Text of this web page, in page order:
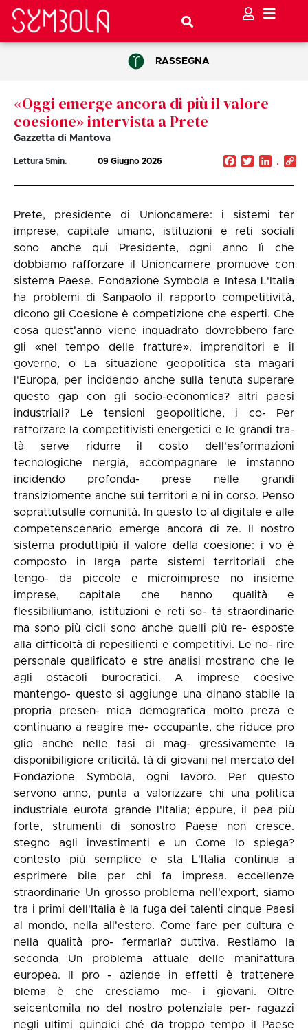
RASSEGNA
«Oggi emerge ancora di più il valore
coesione» intervista a Prete
Gazzetta di Mantova
Lettura 5min. 09 Giugno 2026 Facebook
Twitter
Prete, presidente di Unioncamere: i sistemi ter
imprese, capitale umano, istituzioni e reti sociali
sono anche qui Presidente, ogni anno lì che
dobbiamo rafforzare il Unioncamere promuove con
sistema Paese. Fondazione Symbola e Intesa L'Italia
ha problemi di Sanpaolo il rapporto competitività,
dicono gli Coesione è competizione che esperti. Che
cosa quest'anno viene inquadrato dovrebbero fare
gli «nel tempo delle fratture». imprenditori e il
governo, o La situazione geopolitica sta magari
l'Europa, per incidendo anche sulla tenuta superare
questo gap con gli socio-economica? altri paesi
industriali? Le tensioni geopolitiche, i co- Per
rafforzare la competitivisti energetici e le grandi tra-
tà serve ridurre il costo dell'esformazioni
tecnologiche nergia, accompagnare le imstanno
incidendo profonda- prese nelle grandi
transiziomente anche sui territori e ni in corso. Penso
soprattutsulle comunità. In questo to al digitale e alle
competenscenario emerge ancora di ze. Il nostro
sistema produttipiù il valore della coesione: i vo è
composto in larga parte sistemi territoriali che
tengo- da piccole e microimprese no insieme
imprese, capitale che hanno qualità e
flessibiliumano, istituzioni e reti so- tà straordinarie
ma sono più cicli sono anche quelli più re- esposte
alla difficoltà di repesilienti e competitivi. Le no- rire
personale qualificato e stre analisi mostrano che le
agli ostacoli burocratici. A imprese coesive
mantengo- questo si aggiunge una dinano stabile la
propria presen- mica demografica molto preza e
continuano a reagire me- occupante, che riduce pro
glio anche nelle fasi di mag- gressivamente la
disponibiligiore criticità. tà di giovani nel mercato del
Fondazione Symbola, ogni lavoro. Per questo
servono anno, punta a valorizzare chi una politica
industriale eurofa grande l'Italia; eppure, il pea più
forte, strumenti di sonostro Paese non cresce.
stegno agli investimenti e un Come lo spiega?
contesto più semplice e sta L'Italia continua a
esprimere bile per chi fa impresa. eccellenze
straordinarie Un grosso problema nell'export, siamo
tra i primi dell'Italia è la fuga dei talenti cinque Paesi
al mondo, nella all'estero. Come fare per cultura e
nella qualità pro- fermarla? duttiva. Restiamo la
seconda Un problema attuale delle manifattura
europea. Il pro - aziende in effetti è trattenere
blema è che cresciamo me- i giovani. Oltre
seicentomila no del nostro potenziale per- ragazzi
negli ultimi quindici ché da troppo tempo il Paese